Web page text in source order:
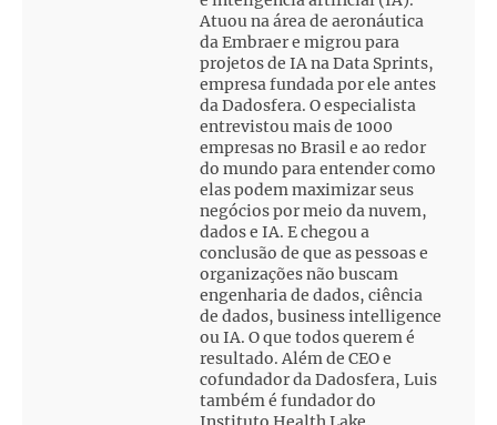
Atuou na área de aeronáutica
da Embraer e migrou para
projetos de IA na Data Sprints,
empresa fundada por ele antes
da Dadosfera. O especialista
entrevistou mais de 1000
empresas no Brasil e ao redor
do mundo para entender como
elas podem maximizar seus
negócios por meio da nuvem,
dados e IA. E chegou a
conclusão de que as pessoas e
organizações não buscam
engenharia de dados, ciência
de dados, business intelligence
ou IA. O que todos querem é
resultado. Além de CEO e
cofundador da Dadosfera, Luis
também é fundador do